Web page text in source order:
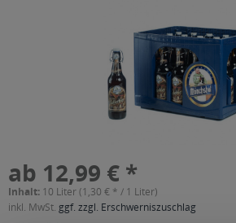
ab 12,99 € *
Inhalt: 10 Liter (1,30 € * / 1 Liter)
inkl. MwSt. ggf. zzgl. Erschwerniszuschlag